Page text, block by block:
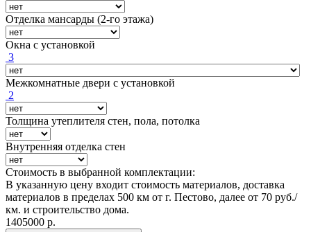
Отделка мансарды (2-го этажа)
Окна с установкой
3
Межкомнатные двери с установкой
2
Толщина утеплителя стен, пола, потолка
Внутренняя отделка стен
Стоимость в выбранной комплектации:
В указанную цену входит стоимость материалов, доставка
материалов в пределах 500 км от г. Пестово, далее от 70 руб./
км. и строительство дома.
1405000 р.